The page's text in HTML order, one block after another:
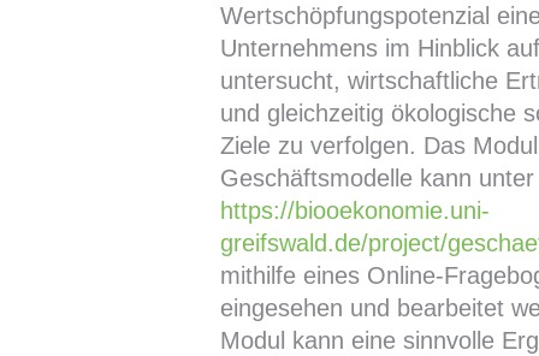
Wertschöpfungspotenzial
Unternehmens im Hinblick
untersucht, wirtschaftliche
und gleichzeitig ökologische
Ziele zu verfolgen. Das
Geschäftsmodelle kann unter
https://biooekonomie.uni-
greifswald.de/project/
mithilfe eines Online-
eingesehen und bearbeitet
Modul kann eine sinnvolle